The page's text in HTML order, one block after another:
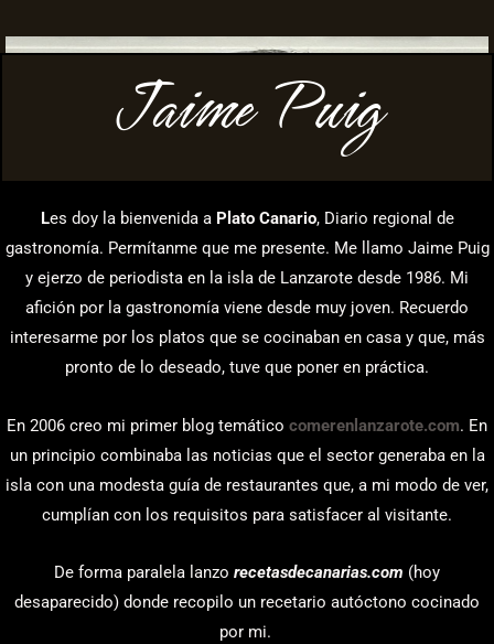
Jaime Puig
Les doy la bienvenida a Plato Canario, Diario regional de
gastronomía. Permítanme que me presente. Me llamo Jaime Puig
y ejerzo de periodista en la isla de Lanzarote desde 1986. Mi
afición por la gastronomía viene desde muy joven. Recuerdo
interesarme por los platos que se cocinaban en casa y que, más
pronto de lo deseado, tuve que poner en práctica.
En 2006 creo mi primer blog temático comerenlanzarote.com. En
un principio combinaba las noticias que el sector generaba en la
isla con una modesta guía de restaurantes que, a mi modo de ver,
cumplían con los requisitos para satisfacer al visitante.
De forma paralela lanzo recetasdecanarias.com (hoy
desaparecido) donde recopilo un recetario autóctono cocinado
por mi.